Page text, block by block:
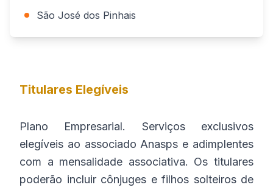
São José dos Pinhais
Titulares Elegíveis
Plano Empresarial. Serviços exclusivos
elegíveis ao associado Anasps e adimplentes
com a mensalidade associativa. Os titulares
poderão incluir cônjuges e filhos solteiros de